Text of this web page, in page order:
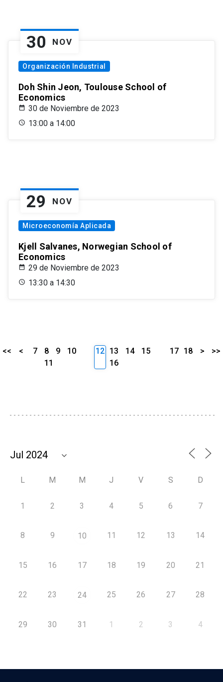
30 NOV
Organización Industrial
Doh Shin Jeon, Toulouse School of
Economics
30 de Noviembre de 2023
13:00 a 14:00
29 NOV
Microeconomía Aplicada
Kjell Salvanes, Norwegian School of
Economics
29 de Noviembre de 2023
13:30 a 14:30
<< < 7 8 9
10
11
12 13 14
15
16
17 18 > >>
L M M J V S D
1 2 3 4 5 6 7
8 9 10 11 12 13 14
15 16 17 18 19 20 21
22 23 24 25 26 27 28
29 30 31 1 2 3 4